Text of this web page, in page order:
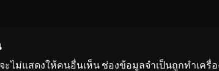
ะไม่แสดงให้คนอื่นเห็น ช่องข้อมูลจำเป็นถูกทำเครื่